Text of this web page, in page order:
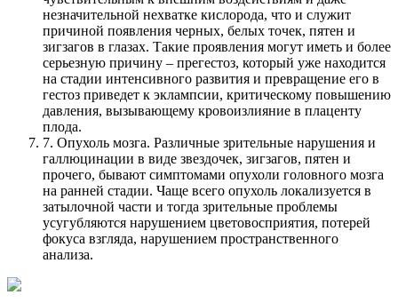
незначительной нехватке кислорода, что и служит
причиной появления черных, белых точек, пятен и
зигзагов в глазах. Такие проявления могут иметь и более
серьезную причину – прегестоз, который уже находится
на стадии интенсивного развития и превращение его в
гестоз приведет к эклампсии, критическому повышению
давления, вызывающему кровоизлияние в плаценту
плода.
7. Опухоль мозга. Различные зрительные нарушения и
галлюцинации в виде звездочек, зигзагов, пятен и
прочего, бывают симптомами опухоли головного мозга
на ранней стадии. Чаще всего опухоль локализуется в
затылочной части и тогда зрительные проблемы
усугубляются нарушением цветовосприятия, потерей
фокуса взгляда, нарушением пространственного
анализа.